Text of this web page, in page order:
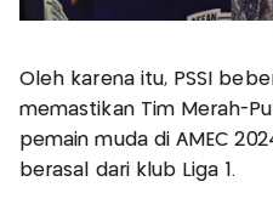
Oleh karena itu, PSSI
memastikan Tim Merah-
pemain muda di AMEC
berasal dari klub Liga 1.